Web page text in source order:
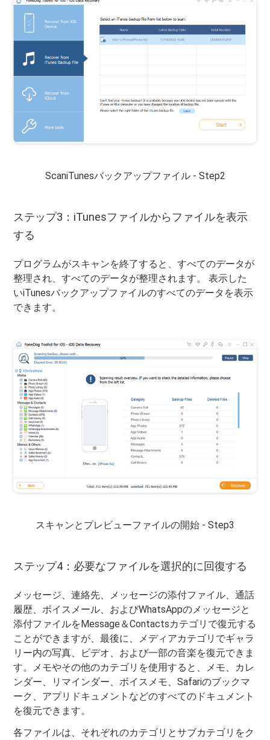
ScaniTunesバックアップファイル - Step2
ステップ3：iTunesファイルからファイルを表示
する
プログラムがスキャンを終了すると、すべてのデータが
整理され、すべてのデータが整理されます。 表示した
いiTunesバックアップファイルのすべてのデータを表示
できます。
スキャンとプレビューファイルの開始 - Step3
ステップ4：必要なファイルを選択的に回復する
メッセージ、連絡先、メッセージの添付ファイル、通話
履歴、ボイスメール、およびWhatsAppのメッセージと
添付ファイルをMessage＆Contactsカテゴリで復元する
ことができますが、最後に、メディアカテゴリでギャラ
リー内の写真、ビデオ、および一部の音楽を復元できま
す。メモやその他のカテゴリを使用すると、メモ、カレ
ンダー、リマインダー、ボイスメモ、Safariのブックマ
ーク、アプリドキュメントなどのすべてのドキュメント
を復元できます。
各ファイルは、それぞれのカテゴリとサブカテゴリをク